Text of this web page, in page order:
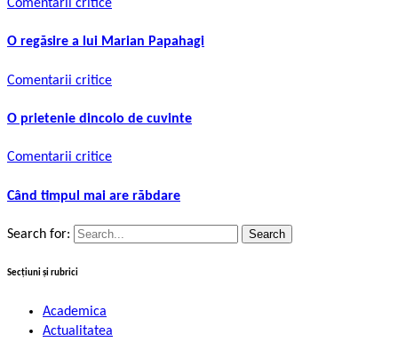
Comentarii critice
O regăsire a lui Marian Papahagi
Comentarii critice
O prietenie dincolo de cuvinte
Comentarii critice
Când timpul mai are răbdare
Search for:
Secțiuni și rubrici
Academica
Actualitatea